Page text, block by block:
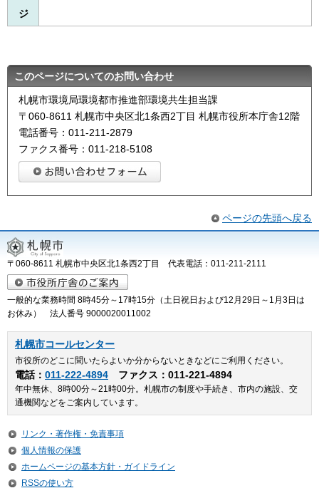
ジ
このページについてのお問い合わせ
札幌市環境局環境都市推進部環境共生担当課
〒060-8611 札幌市中央区北1条西2丁目 札幌市役所本庁舎12階
電話番号：011-211-2879
ファクス番号：011-218-5108
ページの先頭へ戻る
〒060-8611 札幌市中央区北1条西2丁目 代表電話：011-211-2111
一般的な業務時間 8時45分～17時15分（土日祝日および12月29日～1月3日は
お休み） 法人番号 9000020011002
札幌市コールセンター
市役所のどこに聞いたらよいか分からないときなどにご利用ください。
電話： 011-222-4894 ファクス：011-221-4894
年中無休、8時00分～21時00分。札幌市の制度や手続き、市内の施設、交
通機関などをご案内しています。
リンク・著作権・免責事項
個人情報の保護
ホームページの基本方針・ガイドライン
RSSの使い方